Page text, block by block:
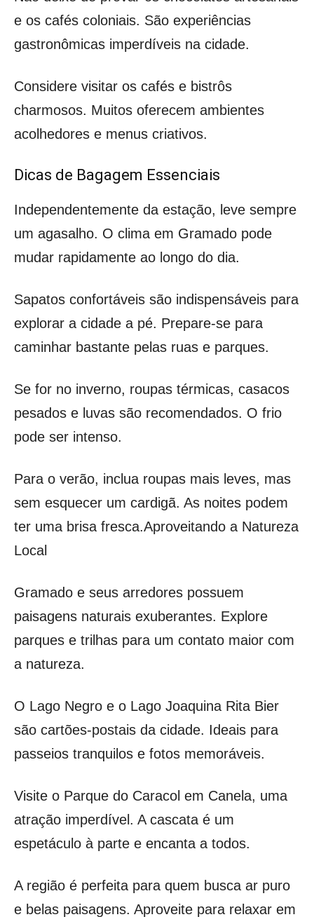
e os cafés coloniais. São experiências
gastronômicas imperdíveis na cidade.
Considere visitar os cafés e bistrôs
charmosos. Muitos oferecem ambientes
acolhedores e menus criativos.
Dicas de Bagagem Essenciais
Independentemente da estação, leve sempre
um agasalho. O clima em Gramado pode
mudar rapidamente ao longo do dia.
Sapatos confortáveis são indispensáveis para
explorar a cidade a pé. Prepare-se para
caminhar bastante pelas ruas e parques.
Se for no inverno, roupas térmicas, casacos
pesados e luvas são recomendados. O frio
pode ser intenso.
Para o verão, inclua roupas mais leves, mas
sem esquecer um cardigã. As noites podem
ter uma brisa fresca.Aproveitando a Natureza
Local
Gramado e seus arredores possuem
paisagens naturais exuberantes. Explore
parques e trilhas para um contato maior com
a natureza.
O Lago Negro e o Lago Joaquina Rita Bier
são cartões-postais da cidade. Ideais para
passeios tranquilos e fotos memoráveis.
Visite o Parque do Caracol em Canela, uma
atração imperdível. A cascata é um
espetáculo à parte e encanta a todos.
A região é perfeita para quem busca ar puro
e belas paisagens. Aproveite para relaxar em